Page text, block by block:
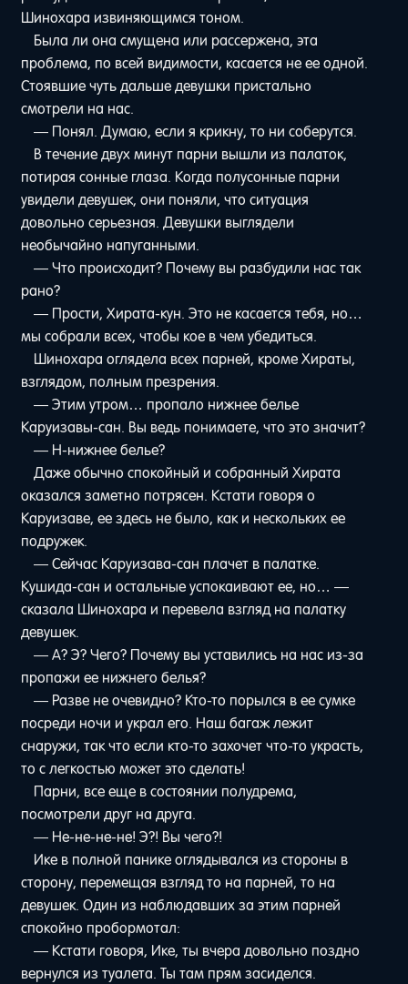
Шинохара извиняющимся тоном.
Была ли она смущена или рассержена, эта
проблема, по всей видимости, касается не ее одной.
Стоявшие чуть дальше девушки пристально
смотрели на нас.
— Понял. Думаю, если я крикну, то ни соберутся.
В течение двух минут парни вышли из палаток,
потирая сонные глаза. Когда полусонные парни
увидели девушек, они поняли, что ситуация
довольно серьезная. Девушки выглядели
необычайно напуганными.
— Что происходит? Почему вы разбудили нас так
рано?
— Прости, Хирата-кун. Это не касается тебя, но…
мы собрали всех, чтобы кое в чем убедиться.
Шинохара оглядела всех парней, кроме Хираты,
взглядом, полным презрения.
— Этим утром… пропало нижнее белье
Каруизавы-сан. Вы ведь понимаете, что это значит?
— Н-нижнее белье?
Даже обычно спокойный и собранный Хирата
оказался заметно потрясен. Кстати говоря о
Каруизаве, ее здесь не было, как и нескольких ее
подружек.
— Сейчас Каруизава-сан плачет в палатке.
Кушида-сан и остальные успокаивают ее, но… —
сказала Шинохара и перевела взгляд на палатку
девушек.
— А? Э? Чего? Почему вы уставились на нас из-за
пропажи ее нижнего белья?
— Разве не очевидно? Кто-то порылся в ее сумке
посреди ночи и украл его. Наш багаж лежит
снаружи, так что если кто-то захочет что-то украсть,
то с легкостью может это сделать!
Парни, все еще в состоянии полудрема,
посмотрели друг на друга.
— Не-не-не-не! Э?! Вы чего?!
Ике в полной панике оглядывался из стороны в
сторону, перемещая взгляд то на парней, то на
девушек. Один из наблюдавших за этим парней
спокойно пробормотал:
— Кстати говоря, Ике, ты вчера довольно поздно
вернулся из туалета. Ты там прям засиделся.